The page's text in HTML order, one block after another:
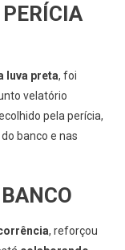
luva preta, foi
velatório
pela perícia,
banco e nas
, reforçou